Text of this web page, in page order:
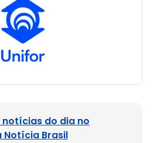
notícias do dia no
Notícia Brasil